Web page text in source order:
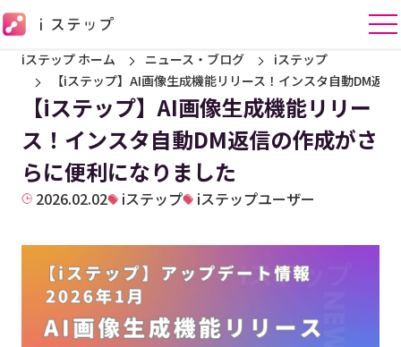
iステップ ホーム ニュース・ブログ
iステップ
【iステップ】AI画像生成機能リリース！インスタ自動DM返
【iステップ】AI画像生成機能リリー
ス！インスタ自動DM返信の作成がさ
らに便利になりました
2026.02.02 iステップ iステップユーザー